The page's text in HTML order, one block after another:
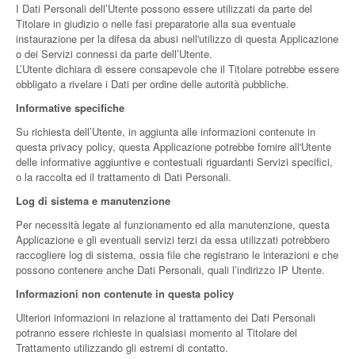
I Dati Personali dell’Utente possono essere utilizzati da parte del
Titolare in giudizio o nelle fasi preparatorie alla sua eventuale
instaurazione per la difesa da abusi nell'utilizzo di questa Applicazione
o dei Servizi connessi da parte dell’Utente.
L’Utente dichiara di essere consapevole che il Titolare potrebbe essere
obbligato a rivelare i Dati per ordine delle autorità pubbliche.
Informative specifiche
Su richiesta dell’Utente, in aggiunta alle informazioni contenute in
questa privacy policy, questa Applicazione potrebbe fornire all'Utente
delle informative aggiuntive e contestuali riguardanti Servizi specifici,
o la raccolta ed il trattamento di Dati Personali.
Log di sistema e manutenzione
Per necessità legate al funzionamento ed alla manutenzione, questa
Applicazione e gli eventuali servizi terzi da essa utilizzati potrebbero
raccogliere log di sistema, ossia file che registrano le interazioni e che
possono contenere anche Dati Personali, quali l’indirizzo IP Utente.
Informazioni non contenute in questa policy
Ulteriori informazioni in relazione al trattamento dei Dati Personali
potranno essere richieste in qualsiasi momento al Titolare del
Trattamento utilizzando gli estremi di contatto.